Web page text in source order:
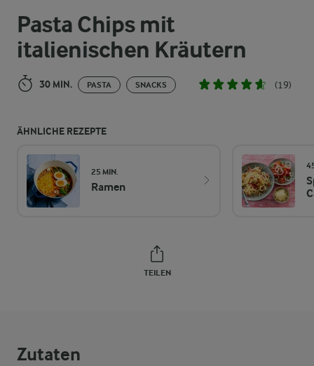
Pasta Chips mit
italienischen Kräutern
30 MIN. PASTA SNACKS (19)
ÄHNLICHE REZEPTE
25 MIN.
Ramen
TEILEN
Zutaten